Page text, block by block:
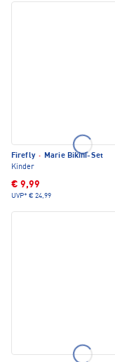
Firefly · Marie Bikini-Set
Kinder
€ 9,99
UVP* € 24,99